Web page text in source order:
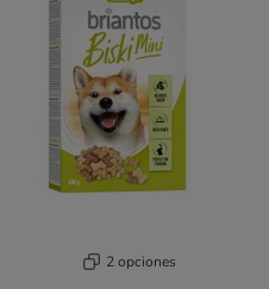
2 opciones